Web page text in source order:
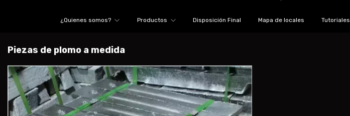
¿Quienes somos? Productos Disposición Final Mapa de locales Tutoriales
Piezas de plomo a medida